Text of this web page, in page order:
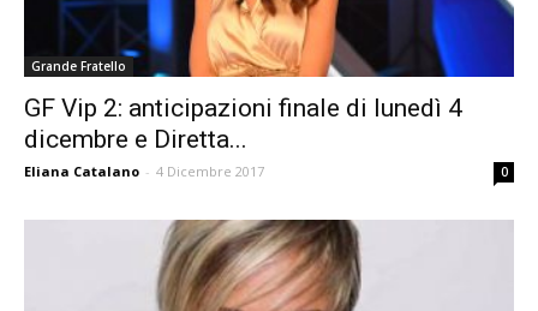
Grande Fratello
GF Vip 2: anticipazioni finale di lunedì 4
dicembre e Diretta...
Eliana Catalano - 4 Dicembre 2017 0